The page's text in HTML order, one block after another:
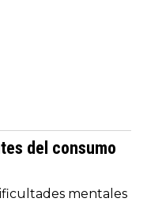
del consumo
mentales